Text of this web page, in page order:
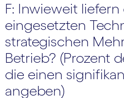
F: Inwieweit
eingesetzten
strategischen
Betrieb? (Prozent
die einen
angeben)